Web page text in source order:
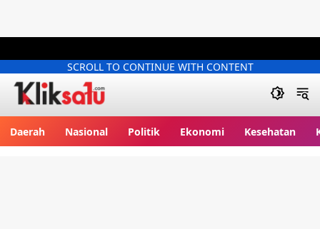
SCROLL TO CONTINUE WITH CONTENT
Daerah Nasional Politik Ekonomi Kesehatan